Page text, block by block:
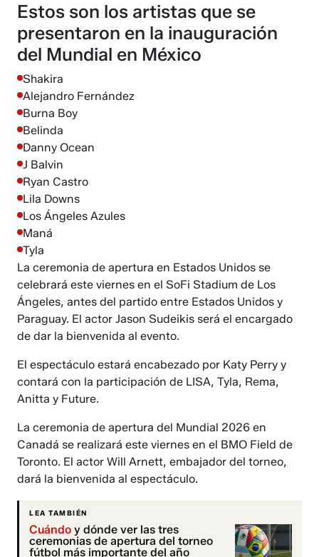
Estos son los artistas que se
presentaron en la inauguración
del Mundial en México
Shakira
Alejandro Fernández
Burna Boy
Belinda
Danny Ocean
J Balvin
Ryan Castro
Lila Downs
Los Ángeles Azules
Maná
Tyla
La ceremonia de apertura en Estados Unidos se
celebrará este viernes en el SoFi Stadium de Los
Ángeles, antes del partido entre Estados Unidos y
Paraguay. El actor Jason Sudeikis será el encargado
de dar la bienvenida al evento.
El espectáculo estará encabezado por Katy Perry y
contará con la participación de LISA, Tyla, Rema,
Anitta y Future.
La ceremonia de apertura del Mundial 2026 en
Canadá se realizará este viernes en el BMO Field de
Toronto. El actor Will Arnett, embajador del torneo,
dará la bienvenida al espectáculo.
LEA TAMBIÉN
Cuándo y dónde ver las tres
ceremonias de apertura del torneo
fútbol más importante del año